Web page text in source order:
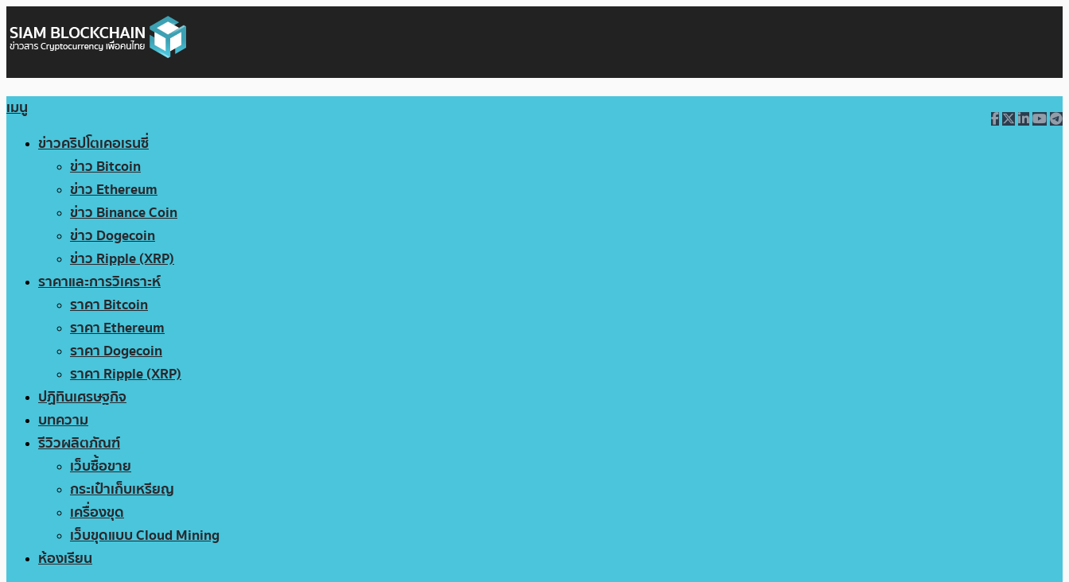
เมนู
ข่าวคริปโตเคอเรนซี่
ข่าว Bitcoin
ข่าว Ethereum
ข่าว Binance Coin
ข่าว Dogecoin
ข่าว Ripple (XRP)
ราคาและการวิเคราะห์
ราคา Bitcoin
ราคา Ethereum
ราคา Dogecoin
ราคา Ripple (XRP)
ปฏิทินเศรษฐกิจ
บทความ
รีวิวผลิตภัณฑ์
เว็บซื้อขาย
กระเป๋าเก็บเหรียญ
เครื่องขุด
เว็บขุดแบบ Cloud Mining
ห้องเรียน